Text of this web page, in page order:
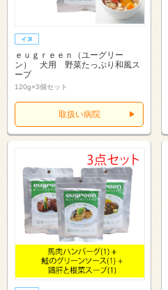
ｅｕｇｒｅｅｎ（ユーグリー
ン） 犬用 野菜たっぷり和風ス
ープ
120g×3個セット
取扱い病院